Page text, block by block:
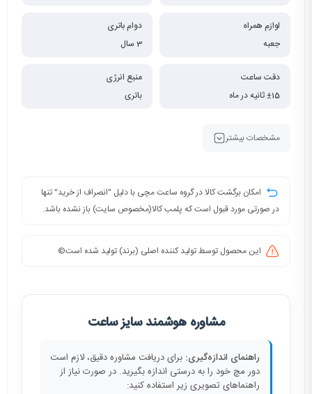
لوازم همراه
جعبه
دوام باتری
3 سال
دقت ساعت
±15 ثانیه در ماه
منبع انرژی
باتری
مشخصات بیشتر
امکان برگشت کالا در گروه ساعت مچی با دلیل "انصراف از خرید" تنها
در صورتی مورد قبول است که پلمب کالا(مخصوص سایت) باز نشده باشد.
این محصول توسط تولید کننده اصلی (برند) تولید شده است©️
مشاوره هوشمند سایز ساعت
راهنمای اندازه‌گیری: برای دریافت مشاوره دقیق، لازم است
دور مچ خود را به درستی اندازه بگیرید. در صورت نیاز از
راهنماهای تصویری زیر استفاده کنید: